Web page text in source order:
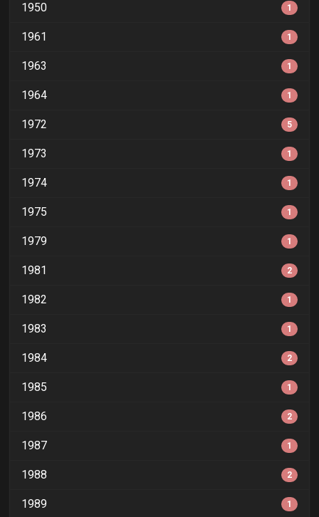
1950 1
1961 1
1963 1
1964 1
1972 5
1973 1
1974 1
1975 1
1979 1
1981 2
1982 1
1983 1
1984 2
1985 1
1986 2
1987 1
1988 2
1989 1